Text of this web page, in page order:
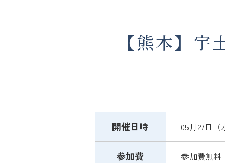
【熊本】宇
開催日時 05月27日（
参加費 参加費無